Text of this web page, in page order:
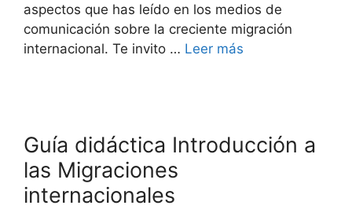
aspectos que has leído en los medios de
comunicación sobre la creciente migración
internacional. Te invito … Leer más
Guía didáctica Introducción a
las Migraciones
internacionales